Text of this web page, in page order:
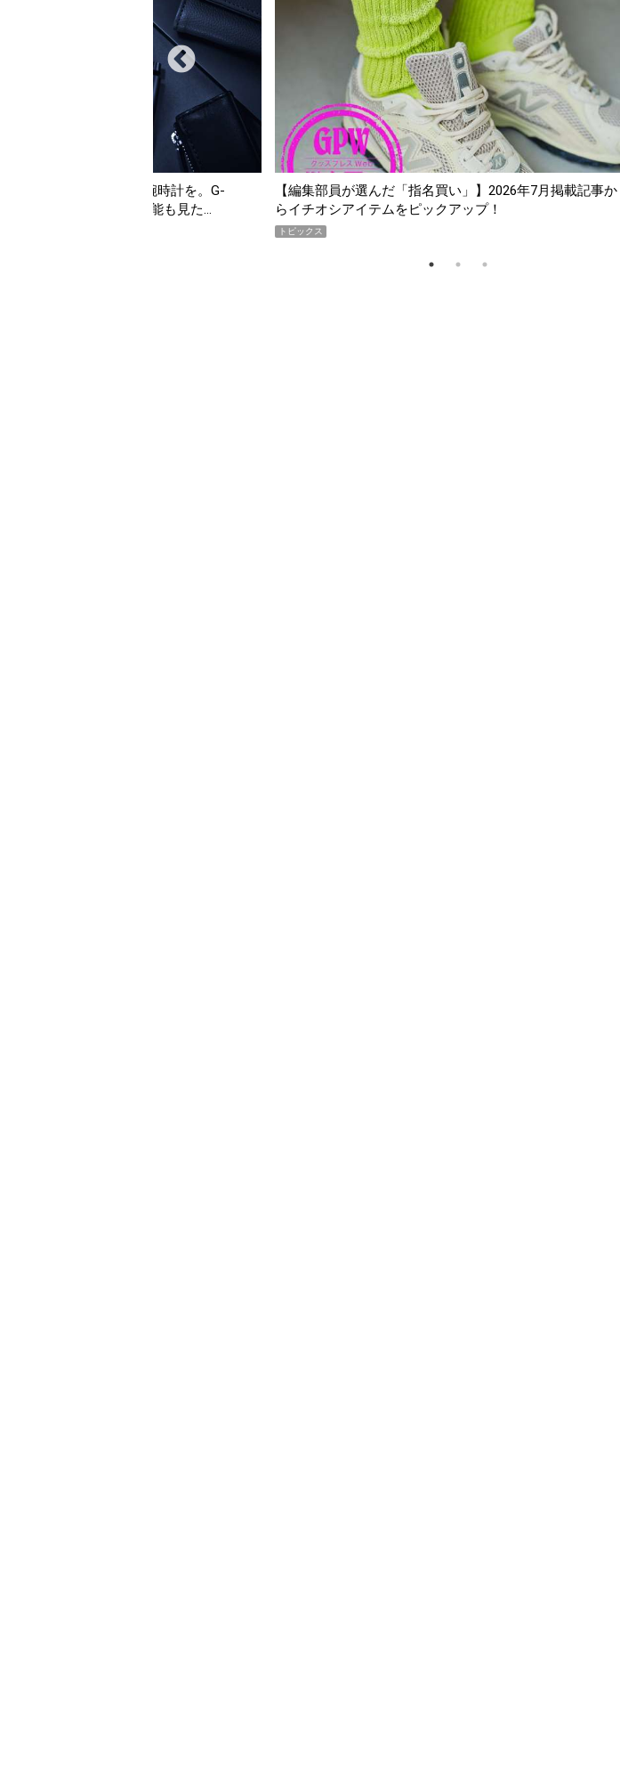
夏こそ“映える”タフな腕時計を。G-
」は本当に機能も見た…
【編集部員が選んだ「指名買い」】2026年7月掲載記事か
らイチオシアイテムをピックアップ！
トピックス